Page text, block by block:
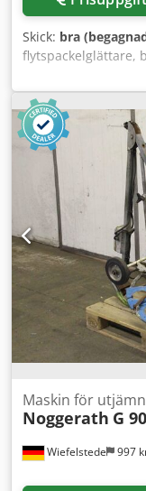
Skick: bra
flytspackelglättare,
Tillverkare:
E - Effekt: 2,4/1,5
Tallriksdiameter:
Transportmått:
Wiefelstede 997
Maskin för
Noggerath G